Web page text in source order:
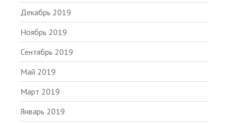
Декабрь 2019
Ноябрь 2019
Сентябрь 2019
Май 2019
Март 2019
Январь 2019